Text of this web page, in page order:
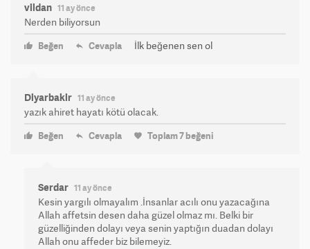
vildan 11 ay önce
Nerden biliyorsun
Beğen Cevapla İlk beğenen sen ol
Diyarbakir 11 ay önce
yazık ahiret hayatı kötü olacak.
Beğen Cevapla Toplam7beğeni
Serdar 11 ay önce
Kesin yargılı olmayalım .İnsanlar acılı onu yazacağına
Allah affetsin desen daha güzel olmaz mı. Belki bir
güzelliğinden dolayı veya senin yaptığın duadan dolayı
Allah onu affeder biz bilemeyiz.